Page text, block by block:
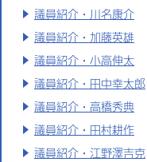
議員紹介・川名康介
議員紹介・加藤英雄
議員紹介・小高伸太
議員紹介・田中幸太郎
議員紹介・高橋秀典
議員紹介・田村耕作
議員紹介・江野澤吉克